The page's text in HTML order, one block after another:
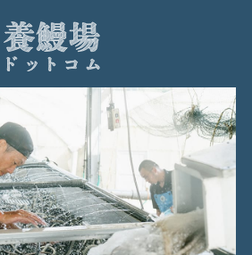
鰻
場
ド
ッ
ト
コ
ム